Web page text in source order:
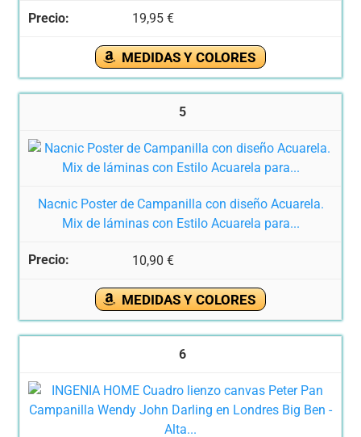
19,95 €
MEDIDAS Y COLORES
5
Nacnic Poster de Campanilla con diseño Acuarela.
Mix de láminas con Estilo Acuarela para...
10,90 €
MEDIDAS Y COLORES
6